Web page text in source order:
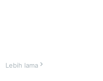
Lebih lama